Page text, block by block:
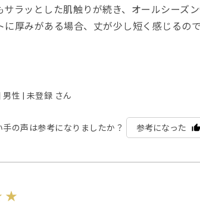
サラッとした肌触りが続き、オールシーズン
に厚みがある場合、丈が少し短く感じるの
性 | 未登録 さん
手の声は参考になりましたか？ 参考になった